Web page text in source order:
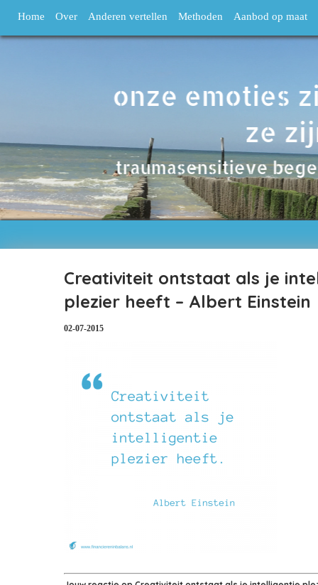
Home Over Anderen vertellen Methoden Aanbod op maat
Creativiteit ontstaat als je
plezier heeft – Albert Einstein
02-07-2015